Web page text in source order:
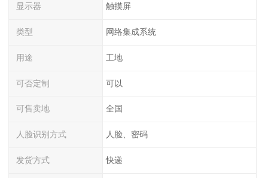
显示器 触摸屏
类型 网络集成系统
用途 工地
可否定制 可以
可售卖地 全国
人脸识别方式 人脸、密码
发货方式 快递